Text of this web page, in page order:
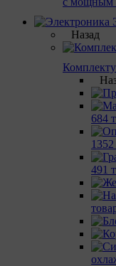
Назад
684
491